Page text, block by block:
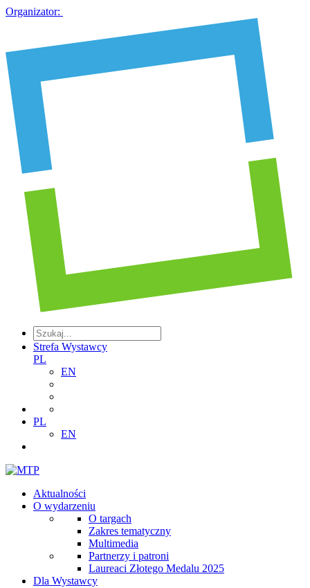
Organizator:
Strefa Wystawcy
PL
EN
PL
EN
Aktualności
O wydarzeniu
O targach
Zakres tematyczny
Multimedia
Partnerzy i patroni
Laureaci Złotego Medalu 2025
Dla Wystawcy